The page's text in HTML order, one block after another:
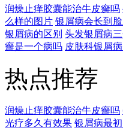
润燥止痒胶囊能治牛皮癣吗
么样的图片 银屑病会长到
银屑病的区别 头发银屑病
癣是一个病吗 皮肤科银屑
热点推荐
润燥止痒胶囊能治牛皮癣吗
光疗多久有效果 银屑病最